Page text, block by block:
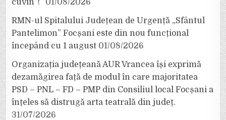
cuvin”!” 01/08/2026
RMN-ul Spitalului Județean de Urgență „Sfântul
Pantelimon” Focșani este din nou funcțional
începând cu 1 august 01/08/2026
Organizația județeană AUR Vrancea își exprimă
dezamăgirea față de modul în care majoritatea
PSD – PNL – FD – PMP din Consiliul local Focșani a
înțeles să distrugă arta teatrală din județ.
31/07/2026